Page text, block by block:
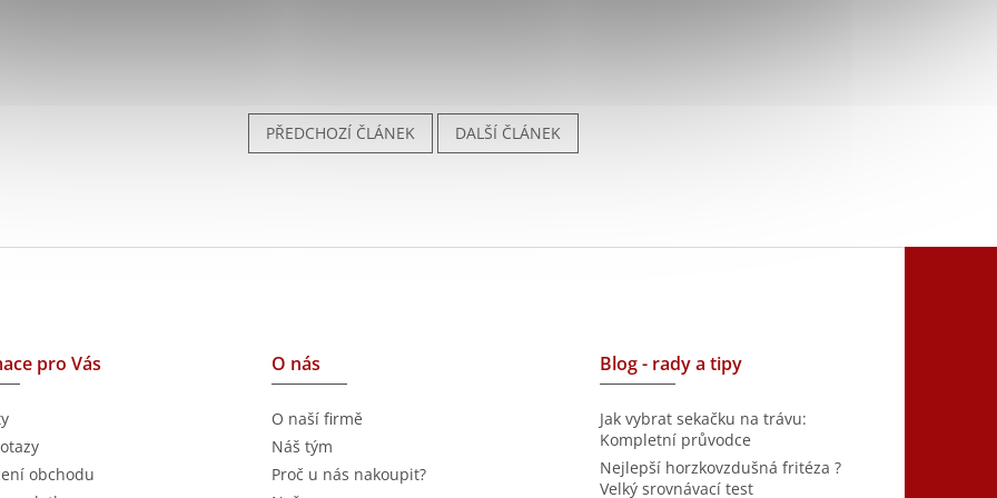
PŘEDCHOZÍ ČLÁNEK DALŠÍ ČLÁNEK
pro Vás
obchodu
O nás
O naší firmě
Náš tým
Proč u nás nakoupit?
Blog - rady a tipy
Jak vybrat sekačku na trávu:
Kompletní průvodce
Nejlepší horzkovzdušná fritéza ?
Velký srovnávací test